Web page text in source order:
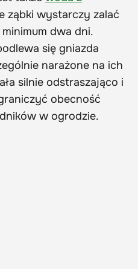
ząbki wystarczy zalać
dwa dni.
się gniazda
narażone na ich
silnie odstraszająco i
obecność
w ogrodzie.